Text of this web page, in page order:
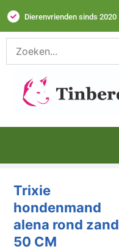
Dierenvrienden sinds 2020
Trixie
hondenmand
alena rond zand
50 CM